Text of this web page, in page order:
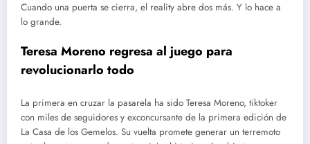
Cuando una puerta se cierra, el reality abre dos más. Y lo hace a
lo grande.
Teresa Moreno regresa al juego para
revolucionarlo todo
La primera en cruzar la pasarela ha sido Teresa Moreno, tiktoker
con miles de seguidores y exconcursante de la primera edición de
La Casa de los Gemelos. Su vuelta promete generar un terremoto